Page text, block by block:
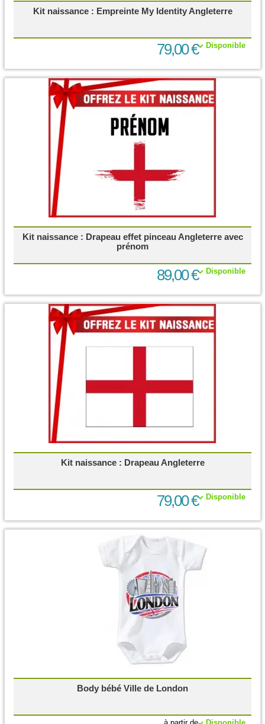
Kit naissance : Empreinte My Identity Angleterre
Disponible
79,00 €
Kit naissance : Drapeau effet pinceau Angleterre avec
prénom
Disponible
89,00 €
Kit naissance : Drapeau Angleterre
Disponible
79,00 €
Body bébé Ville de London